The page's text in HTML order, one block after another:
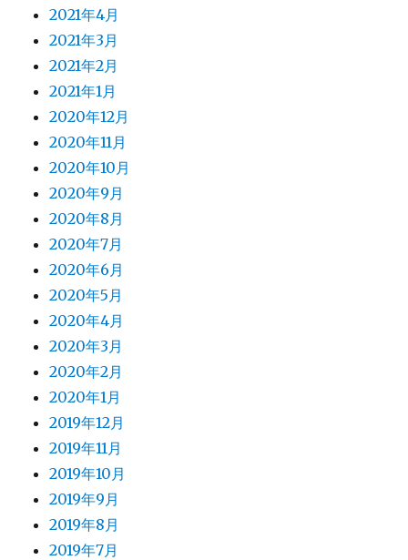
2021年4月
2021年3月
2021年2月
2021年1月
2020年12月
2020年11月
2020年10月
2020年9月
2020年8月
2020年7月
2020年6月
2020年5月
2020年4月
2020年3月
2020年2月
2020年1月
2019年12月
2019年11月
2019年10月
2019年9月
2019年8月
2019年7月